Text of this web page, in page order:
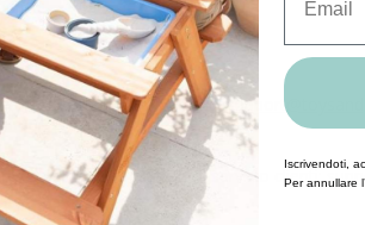
Contatta il servizio clienti:
ordine? Comunicalo al servizio clienti:
Iscrivendoti,
Per annullare